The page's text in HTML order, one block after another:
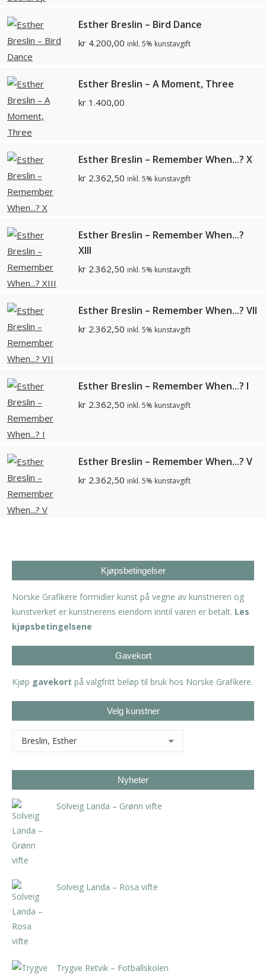
Esther Breslin – Bird Dance
kr 4.200,00 inkl. 5% kunstavgift
Esther Breslin – A Moment, Three
kr 1.400,00
Esther Breslin – Remember When...? X
kr 2.362,50 inkl. 5% kunstavgift
Esther Breslin – Remember When...?
XIII
kr 2.362,50 inkl. 5% kunstavgift
Esther Breslin – Remember When...? VII
kr 2.362,50 inkl. 5% kunstavgift
Esther Breslin – Remember When...? I
kr 2.362,50 inkl. 5% kunstavgift
Esther Breslin – Remember When...? V
kr 2.362,50 inkl. 5% kunstavgift
Kjøpsbetingelser
Norske Grafikere formidler kunst på vegne av kunstneren og
kunstverket er kunstnerens eiendom inntil varen er betalt. Les
kjøpsbetingelsene
Gavekort
Kjøp gavekort på valgfritt beløp til bruk hos Norske Grafikere.
Velg kunstner
Nyheter
Solveig Landa – Grønn vifte
Solveig Landa – Rosa vifte
Trygve Retvik – Fotballskolen